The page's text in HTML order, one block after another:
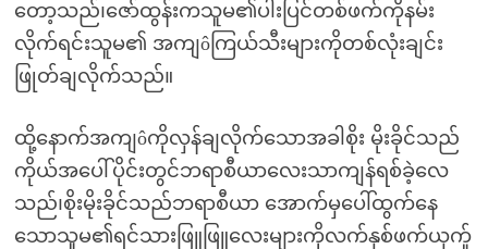
တော့သည်၊ဇော်ထွန်းကသူမ၏ပါးပြင်တစ်ဖက်ကိုနမ်း
လိုက်ရင်းသူမ၏ အကျôကြယ်သီးများကိုတစ်လုံးချင်း
ဖြုတ်ချလိုက်သည်။
ထို့နောက်အကျôကိုလှန်ချလိုက်သောအခါစိုး မိုးခိုင်သည်
ကိုယ်အပေါ်ပိုင်းတွင်ဘရာစီယာလေးသာကျန်ရစ်ခဲ့လေ
သည်၊စိုးမိုးခိုင်သည်ဘရာစီယာ အောက်မှပေါ်ထွက်နေ
သောသူမ၏ရင်သားဖြူဖြူလေးများကိုလက်နှစ်ဖက်ယှက်ှု